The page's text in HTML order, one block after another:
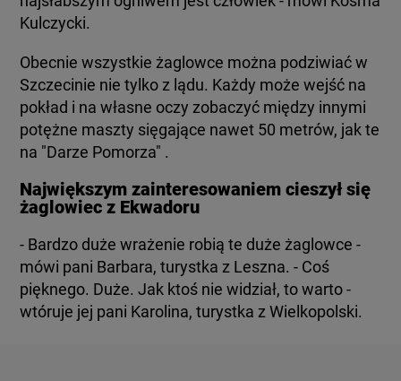
Kulczycki.
Obecnie wszystkie żaglowce można podziwiać w
Szczecinie nie tylko z lądu. Każdy może wejść na
pokład i na własne oczy zobaczyć między innymi
potężne maszty sięgające nawet 50 metrów, jak te
na "Darze Pomorza" .
Największym zainteresowaniem cieszył się
żaglowiec z Ekwadoru
- Bardzo duże wrażenie robią te duże żaglowce -
mówi pani Barbara, turystka z Leszna. - Coś
pięknego. Duże. Jak ktoś nie widział, to warto -
wtóruje jej pani Karolina, turystka z Wielkopolski.